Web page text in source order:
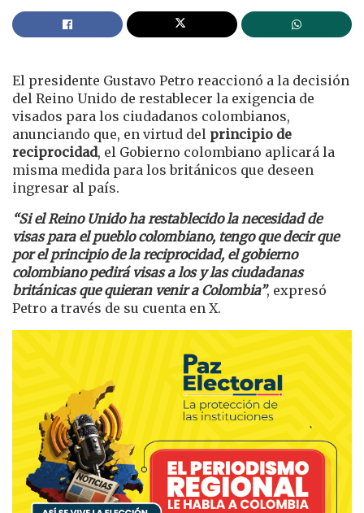
El presidente Gustavo Petro reaccionó a la decisión
del Reino Unido de restablecer la exigencia de
visados para los ciudadanos colombianos,
anunciando que, en virtud del principio de
reciprocidad, el Gobierno colombiano aplicará la
misma medida para los británicos que deseen
ingresar al país.
“Si el Reino Unido ha restablecido la necesidad de
visas para el pueblo colombiano, tengo que decir que
por el principio de la reciprocidad, el gobierno
colombiano pedirá visas a los y las ciudadanas
británicas que quieran venir a Colombia”, expresó
Petro a través de su cuenta en X.